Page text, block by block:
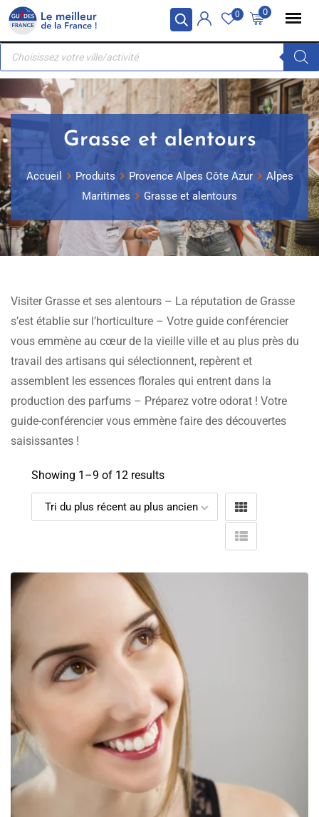
Panneau de gestion des cookies
Skip
content
0
0
Recherche
produits
Grasse et alentours
Accueil Produits Provence Alpes Côte Azur
Alpes
Maritimes
Grasse et alentours
Visiter Grasse et ses alentours – La réputation de Grasse
s’est établie sur l’horticulture – Votre guide conférencier
vous emmène au cœur de la vieille ville et au plus près du
travail des artisans qui sélectionnent, repèrent et
assemblent les essences florales qui entrent dans la
production des parfums – Préparez votre odorat ! Votre
guide-conférencier vous emmène faire des découvertes
saisissantes !
Showing 1–9 of 12 results